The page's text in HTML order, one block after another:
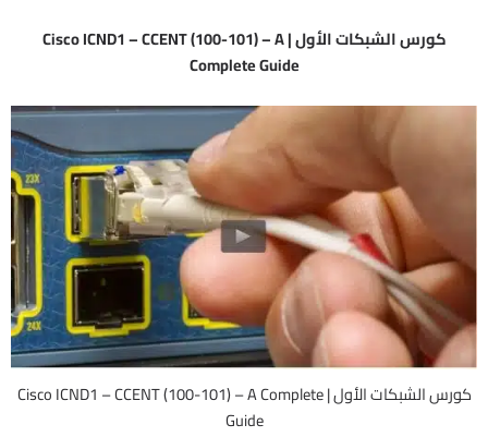
كورس الشبكات الأول | Cisco ICND1 – CCENT (100-101) – A
Complete Guide
كورس الشبكات الأول | Cisco ICND1 – CCENT (100-101) – A Complete
Guide